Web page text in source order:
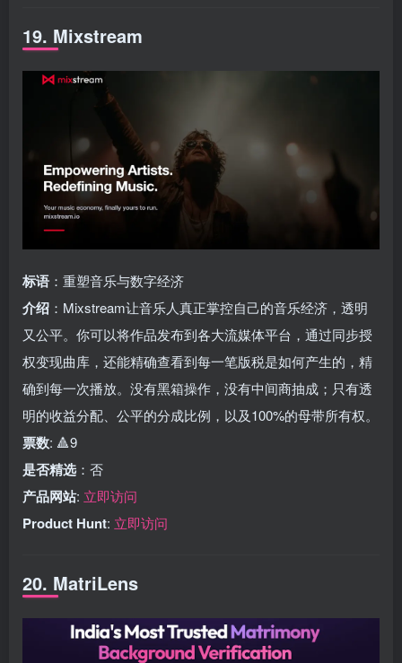
19. Mixstream
标语 ：重塑音乐与数字经济
介绍 ：Mixstream让音乐人真正掌控自己的音乐经济，透明
又公平。你可以将作品发布到各大流媒体平台，通过同步授
权变现曲库，还能精确查看到每一笔版税是如何产生的，精
确到每一次播放。没有黑箱操作，没有中间商抽成；只有透
明的收益分配、公平的分成比例，以及100%的母带所有权。
票数: 🔺9
是否精选 ：否
产品网站: 立即访问
Product Hunt: 立即访问
20. MatriLens